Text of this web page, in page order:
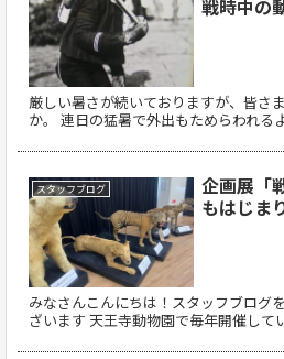
戦時中の
厳しい暑さが続いておりますが、皆さ
か。 連日の猛暑で外出もためらわれる
スタッフブログ
企画展「
もはじま
みなさんこんにちは！スタッフブログ
ざいます 天王寺動物園で毎年開催して